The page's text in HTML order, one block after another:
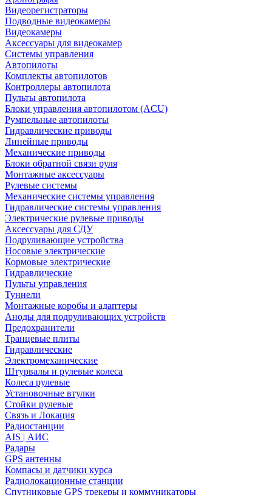
Видеорегистраторы
Подводные видеокамеры
Видеокамеры
Аксессуары для видеокамер
Системы управления
Автопилоты
Комплекты автопилотов
Контроллеры автопилота
Пульты автопилота
Блоки управления автопилотом (ACU)
Румпельные автопилоты
Гидравлические приводы
Линейные приводы
Механические приводы
Блоки обратной связи руля
Монтажные аксессуары
Рулевые системы
Механические системы управления
Гидравлические системы управления
Электрические рулевые приводы
Аксессуары для СДУ
Подруливающие устройства
Носовые электрические
Кормовые электрические
Гидравлические
Пульты управления
Туннели
Монтажные коробы и адаптеры
Аноды для подруливающих устройств
Предохранители
Транцевые плиты
Гидравлические
Электромеханические
Штурвалы и рулевые колеса
Колеса рулевые
Установочные втулки
Стойки рулевые
Связь и Локация
Радиостанции
AIS | АИС
Радары
GPS антенны
Компасы и датчики курса
Радиолокационные станции
Спутниковые GPS трекеры и коммуникаторы